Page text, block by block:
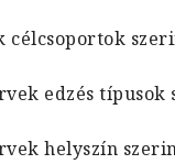
célcsoportok
edzés típusok
helyszín